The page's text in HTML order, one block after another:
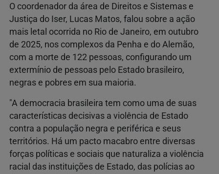
O coordenador da área de Direitos e Sistemas e
Justiça do Iser, Lucas Matos, falou sobre a ação
mais letal ocorrida no Rio de Janeiro, em outubro
de 2025, nos complexos da Penha e do Alemão,
com a morte de 122 pessoas, configurando um
extermínio de pessoas pelo Estado brasileiro,
negras e pobres em sua maioria.
"A democracia brasileira tem como uma de suas
características decisivas a violência de Estado
contra a população negra e periférica e seus
territórios. Há um pacto macabro entre diversas
forças políticas e sociais que naturaliza a violência
racial das instituições de Estado, das polícias ao